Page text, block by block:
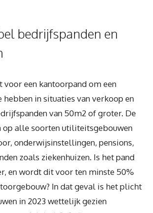
bedrijfspanden en
voor een kantoorpand om een
in situaties van verkoop en
van 50m2 of groter. De
op alle soorten utiliteitsgebouwen
onderwijsinstellingen, pensions,
zoals ziekenhuizen. Is het pand
en wordt dit voor ten minste 50%
In dat geval is het plicht
in 2023 wettelijk gezien